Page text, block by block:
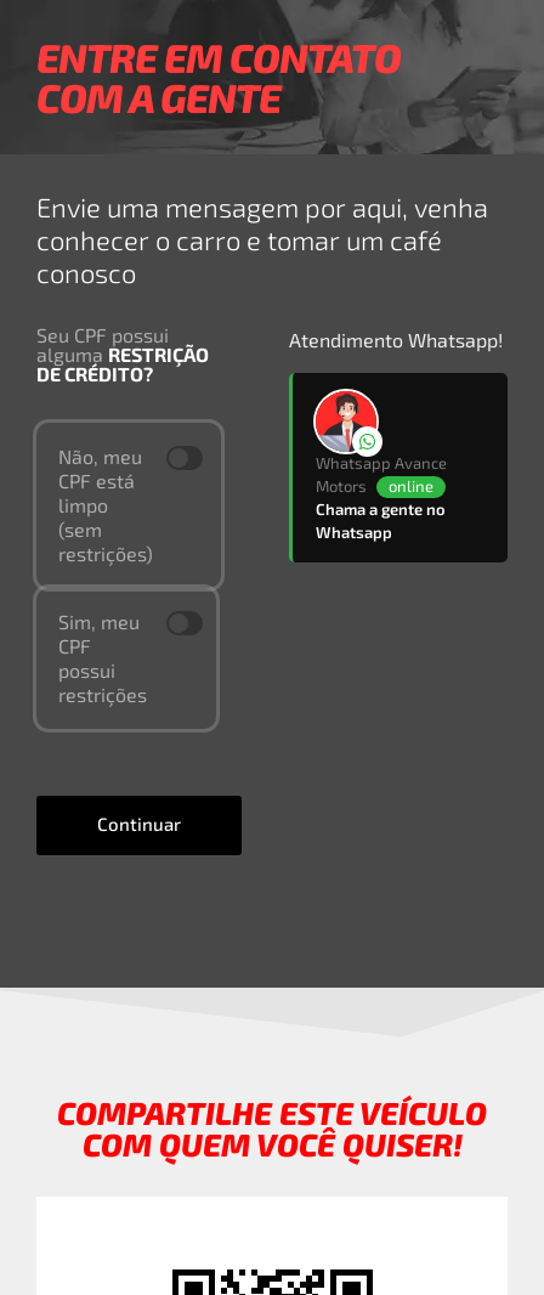
ENTRE EM CONTATO
COM A GENTE
Envie uma mensagem por aqui, venha
conhecer o carro e tomar um café
conosco
Seu CPF possui
alguma RESTRIÇÃO
DE CRÉDITO?
Não, meu
CPF está
limpo
(sem
restrições)
Sim, meu
CPF
possui
restrições
Continuar
Atendimento Whatsapp!
Whatsapp Avance
Motors
online
Chama a gente no
Whatsapp
COMPARTILHE ESTE VEÍCULO
COM QUEM VOCÊ QUISER!